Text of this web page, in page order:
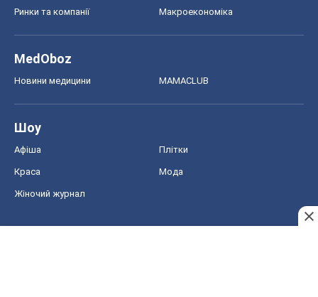
Ринки та компанії Макроекономіка
MedOboz
Новини медицини MAMACLUB
Шоу
Афіша Плітки
Краса Мода
Жіночий журнал